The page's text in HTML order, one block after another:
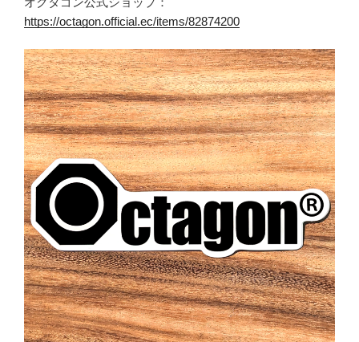
https://octagon.official.ec/items/82874200